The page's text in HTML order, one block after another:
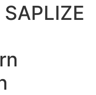
SAPLIZE